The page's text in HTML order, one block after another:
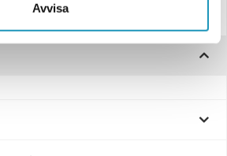
Avvisa